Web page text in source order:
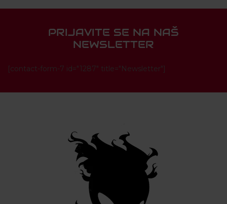
PRIJAVITE SE NA NAŠ
NEWSLETTER
[contact-form-7 id="1287" title="Newsletter"]